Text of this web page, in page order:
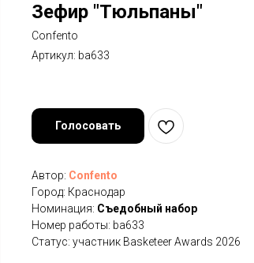
Зефир "Тюльпаны"
Confento
Артикул: ba633
Голосовать
Автор: Confento
Город: Краснодар
Номинация: Cъедобный набор
Номер работы: ba633
Статус: участник Basketeer Awards 2026